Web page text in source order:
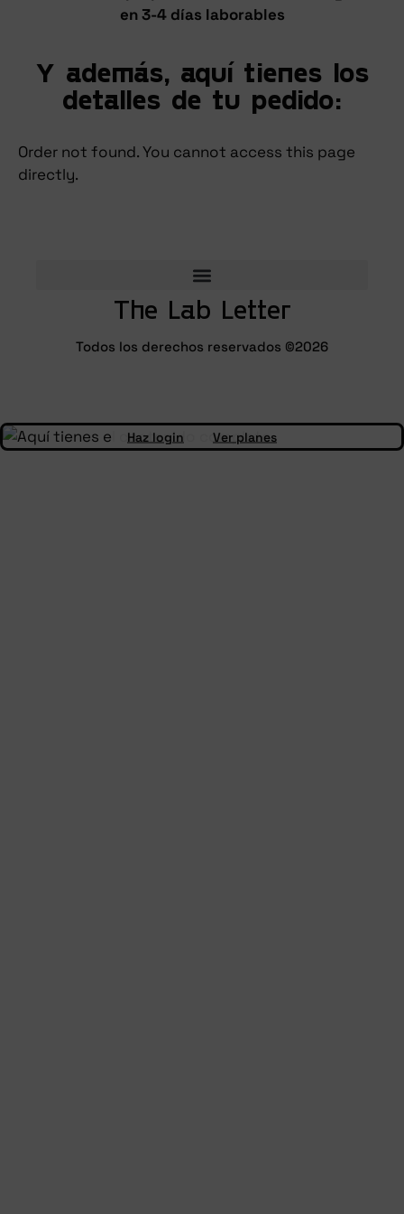
en 3-4 días laborables
Y además, aquí tienes los
detalles de tu pedido:
Order not found. You cannot access this page
directly.
The Lab Letter
Todos los derechos reservados ©2026
Haz login Ver planes